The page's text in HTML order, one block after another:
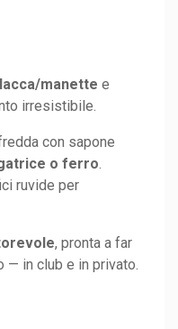
manette e
irresistibile.
con sapone
o ferro
ruvide per
, pronta a far
in club e in privato.